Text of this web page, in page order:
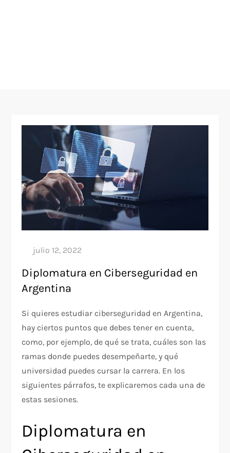
Diplomatura en Ciberseguridad en
Argentina
Si quieres estudiar ciberseguridad en Argentina,
hay ciertos puntos que debes tener en cuenta,
como, por ejemplo, de qué se trata, cuáles son las
ramas donde puedes desempeñarte, y qué
universidad puedes cursar la carrera. En los
siguientes párrafos, te explicaremos cada una de
estas sesiones.
Diplomatura en